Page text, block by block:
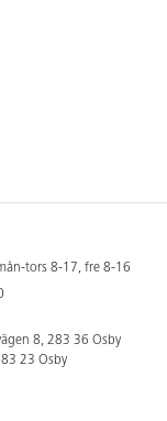
tors 8-17, fre 8-16
8, 283 36 Osby
23 Osby